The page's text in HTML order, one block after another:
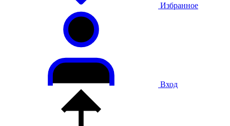
Избранное
Вход